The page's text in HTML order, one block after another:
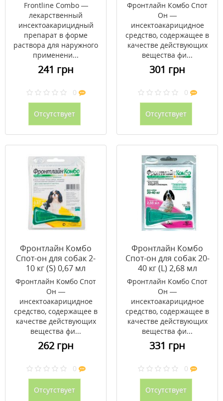
Frontline Combo —
лекарственный
инсектоакарицидный
препарат в форме
раствора для наружного
применени...
241 грн
0
Отсутствует
Фронтлайн Комбо Спот
Он —
инсектоакарицидное
средство, содержащее в
качестве действующих
вещества фи...
301 грн
0
Отсутствует
Фронтлайн Комбо
Спот-он для собак 2-
10 кг (S) 0,67 мл
Фронтлайн Комбо Спот
Он —
инсектоакарицидное
средство, содержащее в
качестве действующих
вещества фи...
262 грн
0
Отсутствует
Фронтлайн Комбо
Спот-он для собак 20-
40 кг (L) 2,68 мл
Фронтлайн Комбо Спот
Он —
инсектоакарицидное
средство, содержащее в
качестве действующих
вещества фи...
331 грн
0
Отсутствует